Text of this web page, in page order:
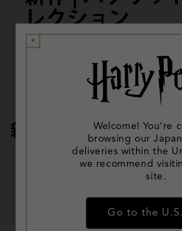
レクション
ページを見る
新着製品
Welcome! You’re
browsing our
deliveries within the
we recommend
site.
Go to the